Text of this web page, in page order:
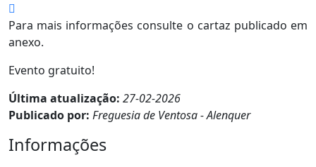
Para mais informações consulte o cartaz publicado em
anexo.
Evento gratuito!
Última atualização: 27-02-2026
Publicado por: Freguesia de Ventosa - Alenquer
Informações